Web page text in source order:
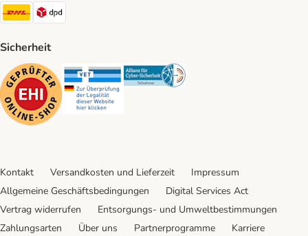
DHL Shipping Method
Sicherheit
Security Security Security
Kontakt Versandkosten und Lieferzeit
Impressum
Allgemeine Geschäftsbedingungen
Digital Services Act
Vertrag widerrufen
Entsorgungs- und Umweltbestimmungen
Zahlungsarten
Über uns Partnerprogramme Karriere